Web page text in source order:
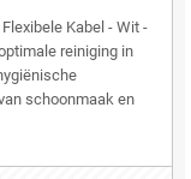
Kabel - Wit -
reiniging in
schoonmaak en